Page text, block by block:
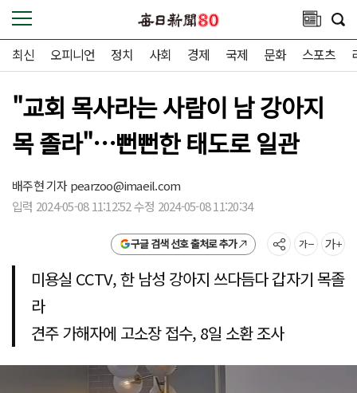
최신 오피니언 정치 사회 경제 국제 문화 스포츠
"교회 목사라는 사람이 남 강아지
목 졸라"…뻔뻔한 태도로 일관
배주현 기자pearzoo@imaeil.com
입력 2024-05-08 11:12:52 수정 2024-05-08 11:20:34
구글 검색 선호 출처로 추가
미용실 CCTV, 한 남성 강아지 쓰다듬다 갑자기 목졸
라
견주 가해자에 고소장 접수, 8일 소환 조사